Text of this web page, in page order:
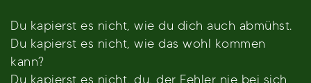
Du kapierst es nicht, wie du dich auch abmühst.
Du kapierst es nicht, wie das wohl kommen
kann?
Du kapierst es nicht, du, der Fehler nie bei sich